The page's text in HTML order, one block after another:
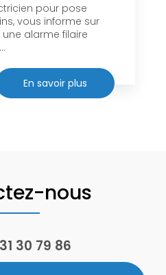
pour pose
vous informe sur
alarme filaire
En savoir plus
nous
30 79 86